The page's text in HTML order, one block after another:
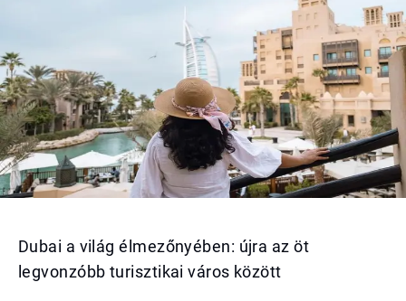
Dubai a világ élmezőnyében: újra az öt
legvonzóbb turisztikai város között